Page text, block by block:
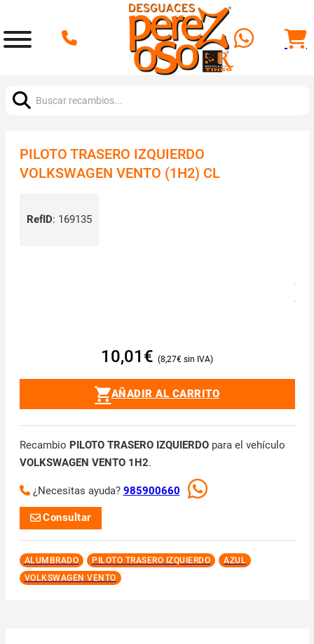
PILOTO TRASERO IZQUIERDO
VOLKSWAGEN VENTO (1H2) CL
RefID: 169135
10,01 € 8,27€
AÑADIR AL CARRITO
Recambio PILOTO TRASERO IZQUIERDOpara el vehículo
VOLKSWAGEN VENTO 1H2.
¿Necesitas ayuda? 985900660
Consultar
ALUMBRADO PILOTO TRASERO IZQUIERDO
AZUL
VOLKSWAGEN VENTO